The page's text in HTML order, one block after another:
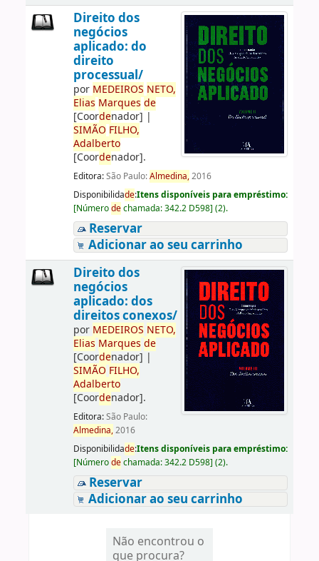
Direito dos
negócios
aplicado: do
direito
processual/
por MEDEIROS NETO,
Elias Marques de
[Coordenador] |
SIMÃO FILHO,
Adalberto
[Coordenador].
Editora:São Paulo:Almedina,2016
Disponibilidade:Itens disponíveis para empréstimo:
[Númerodechamada:342.2 D598] (2).
Reservar
Adicionar ao seu carrinho
Direito dos
negócios
aplicado: dos
direitos conexos/
por MEDEIROS NETO,
Elias Marques de
[Coordenador] |
SIMÃO FILHO,
Adalberto
[Coordenador].
Editora:São Paulo:
Almedina,2016
Disponibilidade:Itens disponíveis para empréstimo:
[Númerodechamada:342.2 D598] (2).
Reservar
Adicionar ao seu carrinho
Não encontrou o
que procura?